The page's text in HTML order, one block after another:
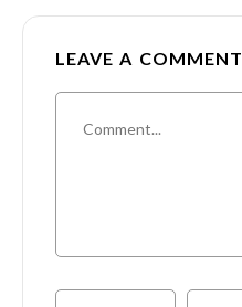
LEAVE A COMMENT